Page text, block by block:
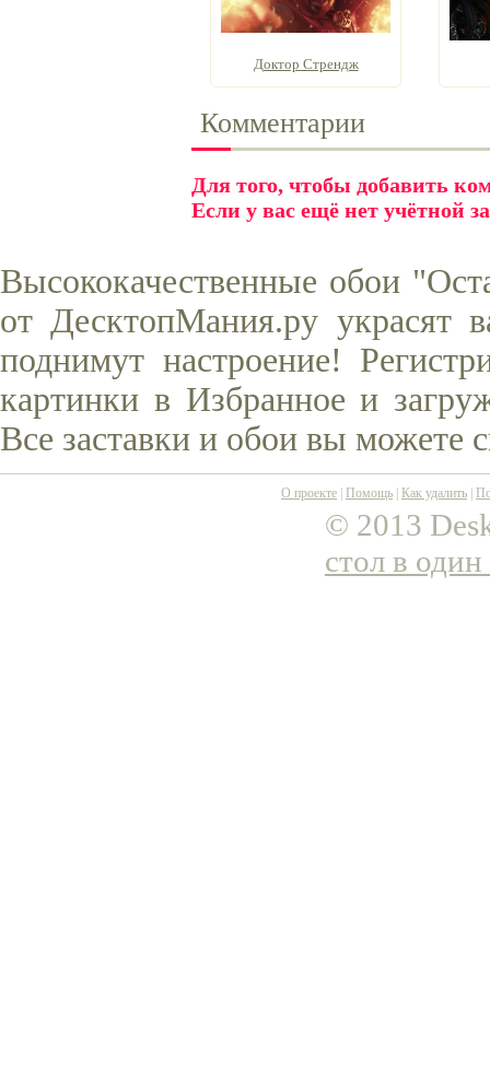
Доктор Стрендж
Комментарии
Для того, чтобы добавить
Если у вас ещё нет учётной
Высококачественные обои
от ДесктопМания.ру украсят
поднимут настроение!
картинки в Избранное и
Все заставки и обои вы можете
О проекте Помощь Как удалить
© 2013
стол в